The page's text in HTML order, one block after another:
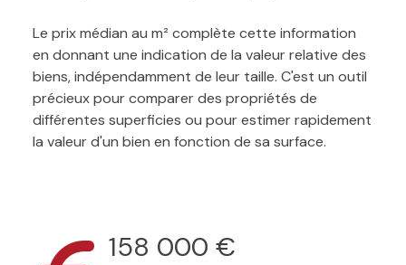
Le prix médian au m² complète cette information
en donnant une indication de la valeur relative des
biens, indépendamment de leur taille. C'est un outil
précieux pour comparer des propriétés de
différentes superficies ou pour estimer rapidement
la valeur d'un bien en fonction de sa surface.
158 000 €